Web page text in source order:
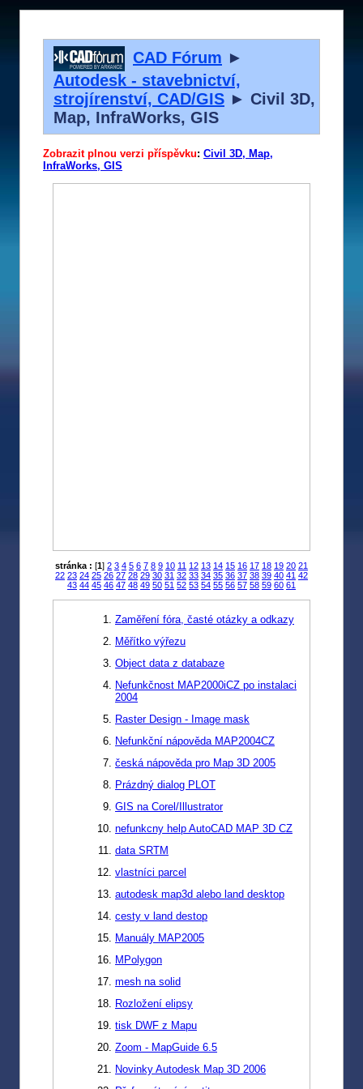
CAD Fórum ►
Autodesk - stavebnictví,
strojírenství, CAD/GIS ► Civil 3D,
Map, InfraWorks, GIS
Zobrazit plnou verzi příspěvku: Civil 3D, Map,
InfraWorks, GIS
stránka : [1] 2 3 4 5 6 7 8 9 10 11 12 13 14 15 16 17 18 19 20 21
22 23 24 25 26 27 28 29 30 31 32 33 34 35 36 37 38 39 40 41 42
43 44 45 46 47 48 49 50 51 52 53 54 55 56 57 58 59 60 61
Zaměření fóra, časté otázky a odkazy
Měřítko výřezu
Object data z databaze
Nefunkčnost MAP2000iCZ po instalaci
2004
Raster Design - Image mask
Nefunkční nápověda MAP2004CZ
česká nápověda pro Map 3D 2005
Prázdný dialog PLOT
GIS na Corel/Illustrator
nefunkcny help AutoCAD MAP 3D CZ
data SRTM
vlastníci parcel
autodesk map3d alebo land desktop
cesty v land destop
Manuály MAP2005
MPolygon
mesh na solid
Rozložení elipsy
tisk DWF z Mapu
Zoom - MapGuide 6.5
Novinky Autodesk Map 3D 2006